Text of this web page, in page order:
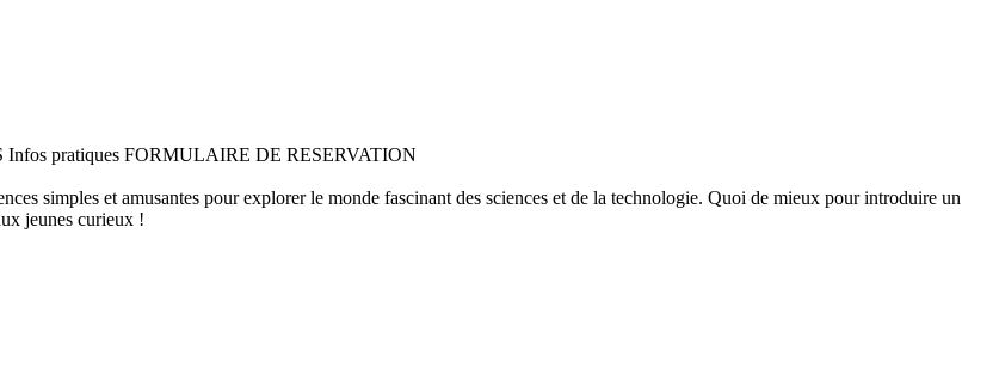
pratiques FORMULAIRE DE RESERVATION
simples et amusantes pour explorer le monde fascinant des sciences et de la technologie. Quoi de mieux pour introduire un
jeunes curieux !